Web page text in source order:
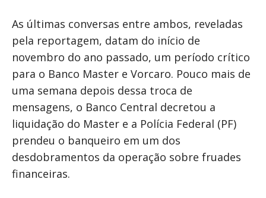
As últimas conversas entre ambos, reveladas
pela reportagem, datam do início de
novembro do ano passado, um período crítico
para o Banco Master e Vorcaro. Pouco mais de
uma semana depois dessa troca de
mensagens, o Banco Central decretou a
liquidação do Master e a Polícia Federal (PF)
prendeu o banqueiro em um dos
desdobramentos da operação sobre fruades
financeiras.